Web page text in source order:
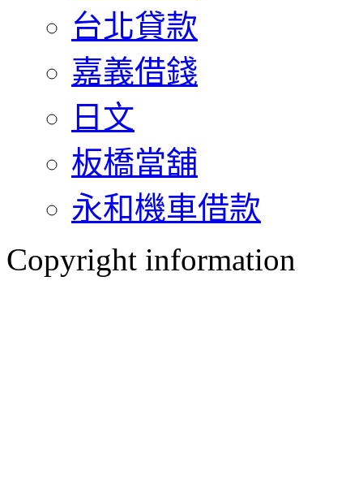
台北貸款
嘉義借錢
日文
板橋當舖
永和機車借款
Copyright information